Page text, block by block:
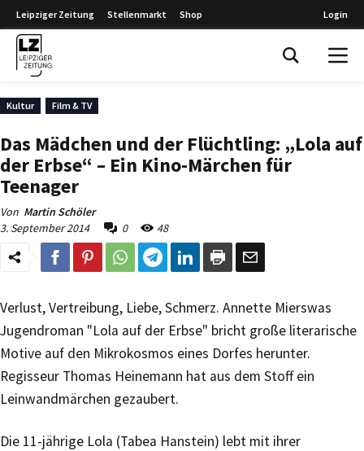
Leipziger Zeitung Stellenmarkt Shop Login
Kultur Film & TV
Das Mädchen und der Flüchtling: „Lola auf
der Erbse“ – Ein Kino-Märchen für
Teenager
Von Martin Schöler
3. September 2014
0 48
Verlust, Vertreibung, Liebe, Schmerz. Annette Mierswas
Jugendroman "Lola auf der Erbse" bricht große literarische
Motive auf den Mikrokosmos eines Dorfes herunter.
Regisseur Thomas Heinemann hat aus dem Stoff ein
Leinwandmärchen gezaubert.
Die 11-jährige Lola (Tabea Hanstein) lebt mit ihrer